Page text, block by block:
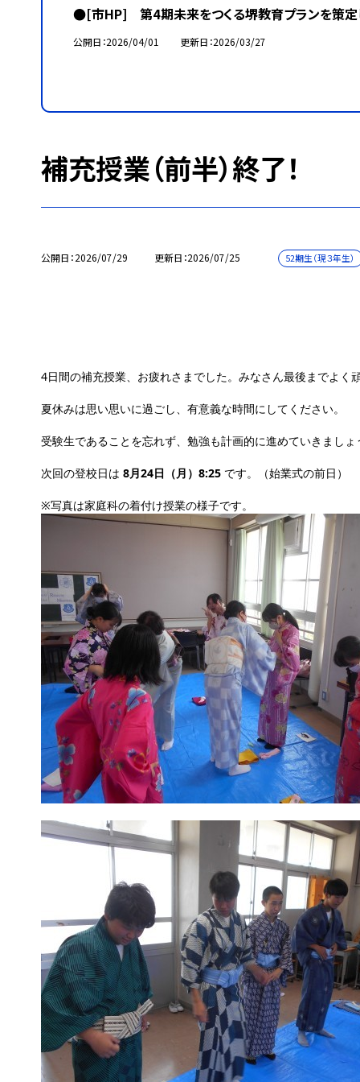
●[市HP] 第4期未来をつくる堺教育プランを策定
公開日 2026/04/01 更新日 2026/03/27
補充授業（前半）終了！
公開日 2026/07/29 更新日 2026/07/25 52期生（現３年生）
4日間の補充授業、お疲れさまでした。みなさん最後までよく
夏休みは思い思いに過ごし、有意義な時間にしてください。
受験生であることを忘れず、勉強も計画的に進めていきましょ
次回の登校日は8月24日（月）8:25 です。（始業式の前日）
※写真は家庭科の着付け授業の様子です。